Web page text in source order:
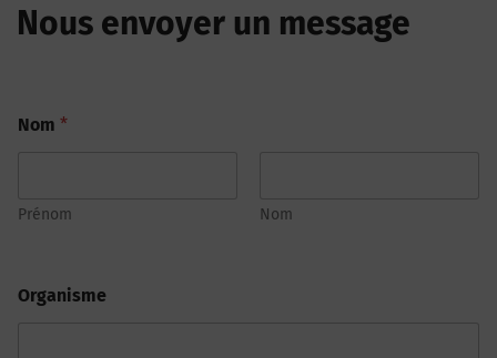
Nous envoyer un message
Nom *
Prénom Nom
Organisme